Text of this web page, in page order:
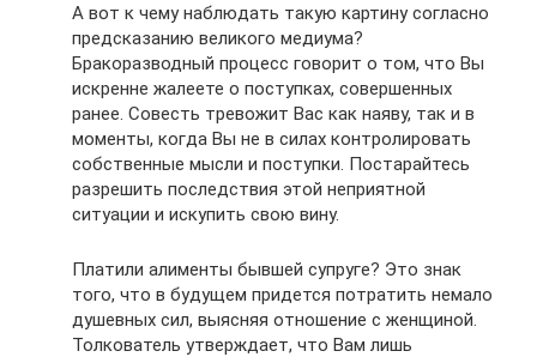
А вот к чему наблюдать такую картину согласно
предсказанию великого медиума?
Бракоразводный процесс говорит о том, что Вы
искренне жалеете о поступках, совершенных
ранее. Совесть тревожит Вас как наяву, так и в
моменты, когда Вы не в силах контролировать
собственные мысли и поступки. Постарайтесь
разрешить последствия этой неприятной
ситуации и искупить свою вину.
Платили алименты бывшей супруге? Это знак
того, что в будущем придется потратить немало
душевных сил, выясняя отношение с женщиной.
Толкователь утверждает, что Вам лишь